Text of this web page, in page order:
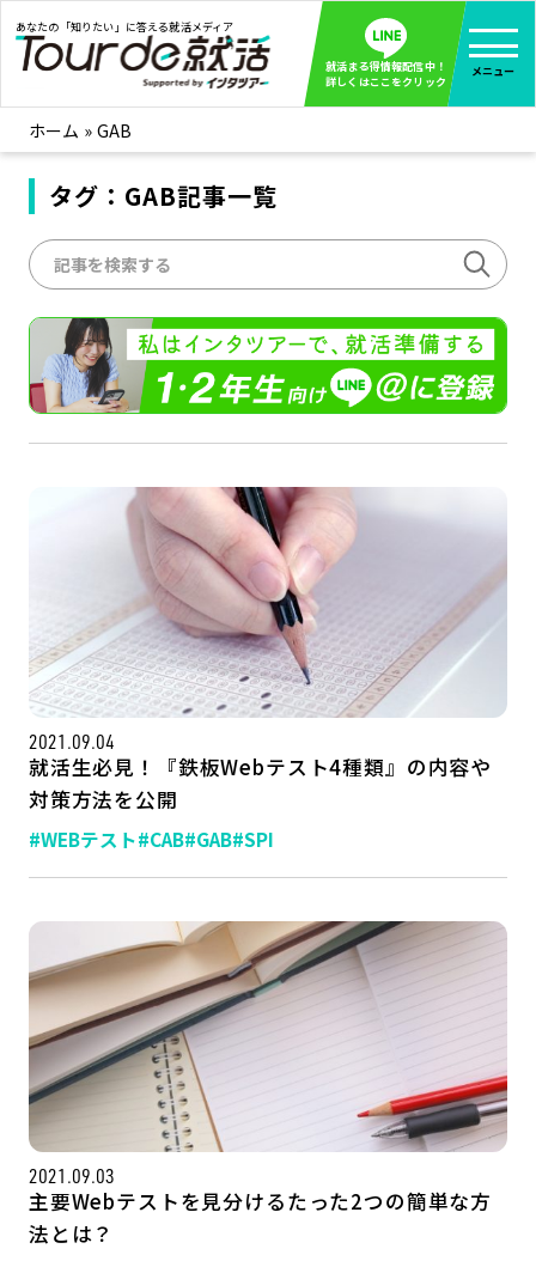
あなたの「知りたい」に答える就活メディア
就活まる得情報配信中！
詳しくはここをクリック
メニュー
就活ノウハウ 全て見る
企業まる見え！特捜部
みんなが知らない企業の裏側を徹底調査！
インタツアー活動レポ 全て見る
インタツアーを使ってどうだった？OBOG成功談
社会人インタビュー 全て見る
社会人になった今、就活を振り返ってみた
学生就活ブログ 全て見る
企業・業界研究はインタツアー
LINE登録
サイトマップ
プライバシーポリシー
公式SNSはこちら
ホーム » GAB
タグ：GAB記事一覧
2021.09.04
就活生必見！『鉄板Webテスト4種類』の内容や
対策方法を公開
#WEBテスト#CAB#GAB#SPI
2021.09.03
主要Webテストを見分けるたった2つの簡単な方
法とは？